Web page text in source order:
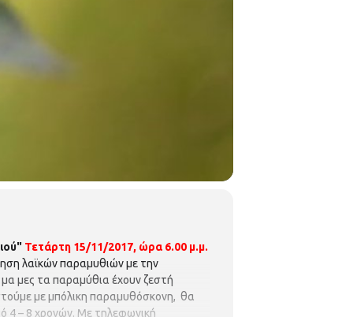
Τετάρτη 15/11/2017, ώρα 6.00 μ.μ.
λαϊκών παραμυθιών με την
μες τα παραμύθια έχουν ζεστή
με μπόλικη παραμυθόσκονη, θα
4 – 8 χρονών. Με τηλεφωνική